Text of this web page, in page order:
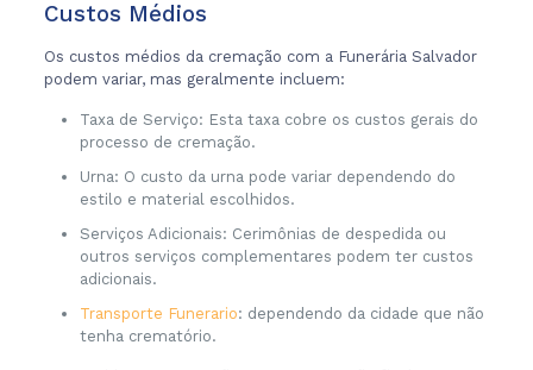
Custos Médios
Os custos médios da cremação com a Funerária Salvador
podem variar, mas geralmente incluem:
Taxa de Serviço: Esta taxa cobre os custos gerais do
processo de cremação.
Urna: O custo da urna pode variar dependendo do
estilo e material escolhidos.
Serviços Adicionais: Cerimônias de despedida ou
outros serviços complementares podem ter custos
adicionais.
Transporte Funerario: dependendo da cidade que não
tenha crematório.